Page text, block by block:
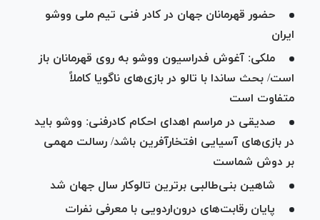
حضور قهرمانان جهان در کادر فنی تیم ملی ووشو
ایران
ملکی: آغوش فدراسیون ووشو به روی قهرمانان باز
است/ بحث ساندا با تالو در بازی‌های ناگویا کاملاً
متفاوت است
صدیقی در مراسم اهدای احکام کادرفنی: ووشو باید
در بازی‌های آسیایی افتخارآفرین باشد/ رسالت مهمی
بر دوش شماست
شاهین بنی‌طالبی برترین تالوکار سال جهان شد
پایان رقابت‌های درون‌اردویی با معرفی نفرات